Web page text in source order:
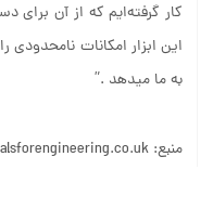
کار گرفته‌ایم که از آن برای
این ابزار امکانات نامحدودی
به ما می­دهد .”
منبع: http://www.materialsforengineering.co.uk